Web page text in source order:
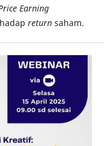
Earning
returnsaham.